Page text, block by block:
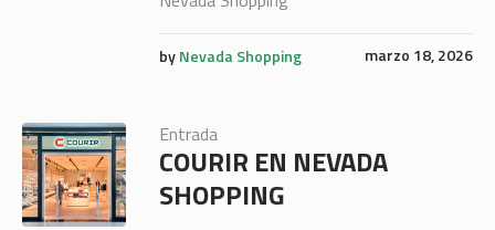
marzo 18, 2026
byNevada Shopping
Entrada
COURIR EN NEVADA
SHOPPING